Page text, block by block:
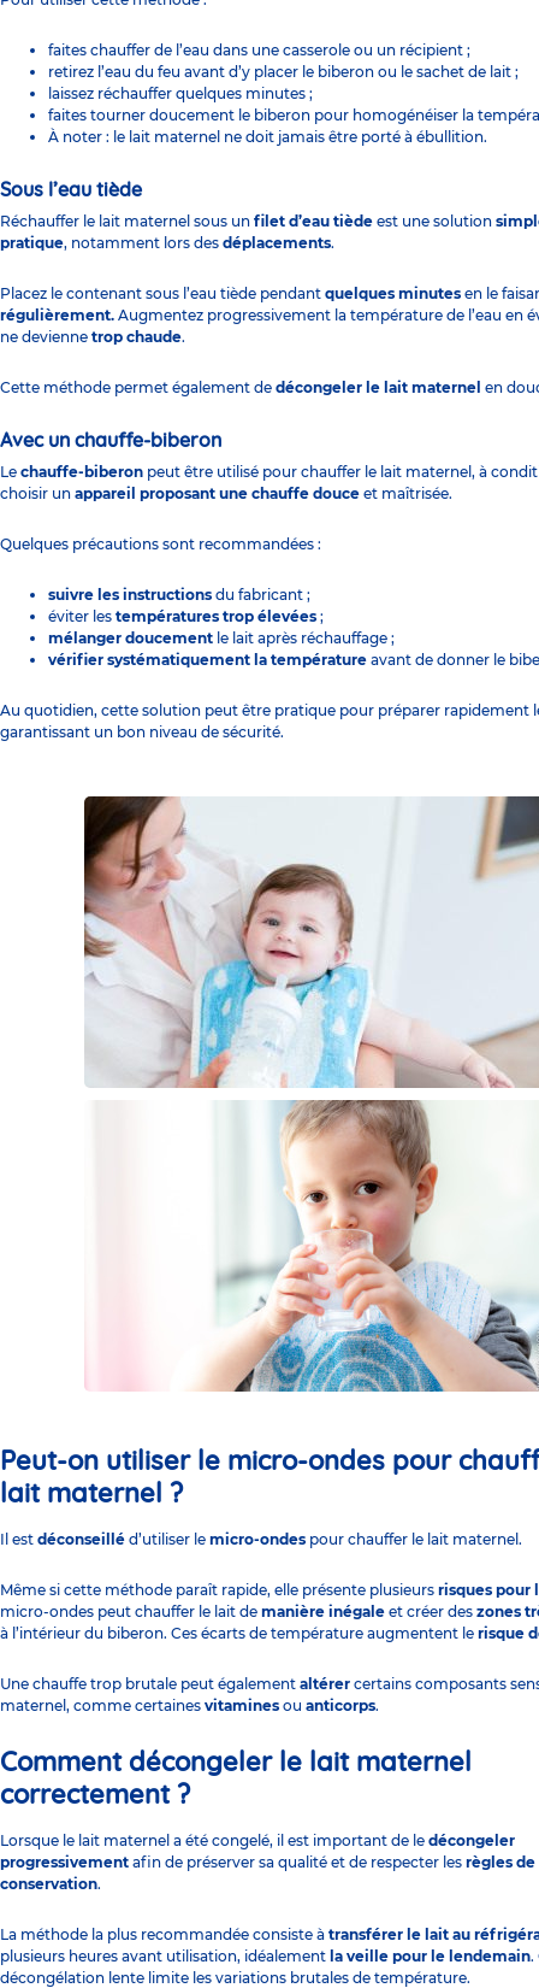
faites chauffer de l’eau dans une casserole ou un récipient ;
retirez l’eau du feu avant d’y placer le biberon ou le sachet de lait ;
laissez réchauffer quelques minutes ;
faites tourner doucement le biberon pour homogénéiser la
À noter : le lait maternel ne doit jamais être porté à ébullition.
Sous l’eau tiède
Réchauffer le lait maternel sous un filet d’eau tiède est une solution
pratique, notamment lors des déplacements.
Placez le contenant sous l’eau tiède pendant quelques minutes en le
régulièrement. Augmentez progressivement la température de l’eau en
ne devienne trop chaude.
Cette méthode permet également de décongeler le lait maternel en
Avec un chauffe-biberon
Le chauffe-biberon peut être utilisé pour chauffer le lait maternel, à
choisir un appareil proposant une chauffe douce et maîtrisée.
Quelques précautions sont recommandées :
suivre les instructions du fabricant ;
éviter les températures trop élevées ;
mélanger doucement le lait après réchauffage ;
vérifier systématiquement la température avant de donner le
Au quotidien, cette solution peut être pratique pour préparer rapidement
garantissant un bon niveau de sécurité.
Peut-on utiliser le micro-ondes pour
lait maternel ?
Il est déconseillé d’utiliser le micro-ondes pour chauffer le lait maternel.
Même si cette méthode paraît rapide, elle présente plusieurs risques pour
micro-ondes peut chauffer le lait de manière inégale et créer des zones
à l’intérieur du biberon. Ces écarts de température augmentent le risque
Une chauffe trop brutale peut également altérer certains composants
maternel, comme certaines vitamines ou anticorps.
Comment décongeler le lait maternel
correctement ?
Lorsque le lait maternel a été congelé, il est important de le décongeler
progressivement afin de préserver sa qualité et de respecter les règles de
conservation.
La méthode la plus recommandée consiste à transférer le lait au
plusieurs heures avant utilisation, idéalement la veille pour le lendemain.
décongélation lente limite les variations brutales de température.